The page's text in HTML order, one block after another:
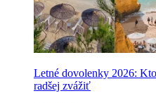
Letné dovolenky 2026:
radšej zvážiť